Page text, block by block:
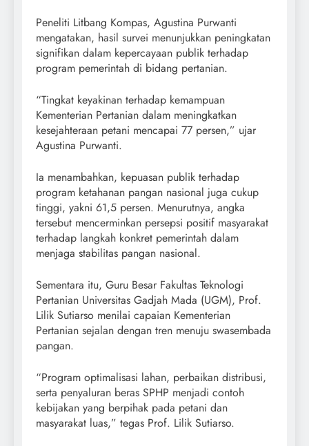
Peneliti Litbang Kompas, Agustina Purwanti
mengatakan, hasil survei menunjukkan peningkatan
signifikan dalam kepercayaan publik terhadap
program pemerintah di bidang pertanian.
“Tingkat keyakinan terhadap kemampuan
Kementerian Pertanian dalam meningkatkan
kesejahteraan petani mencapai 77 persen,” ujar
Agustina Purwanti.
Ia menambahkan, kepuasan publik terhadap
program ketahanan pangan nasional juga cukup
tinggi, yakni 61,5 persen. Menurutnya, angka
tersebut mencerminkan persepsi positif masyarakat
terhadap langkah konkret pemerintah dalam
menjaga stabilitas pangan nasional.
Sementara itu, Guru Besar Fakultas Teknologi
Pertanian Universitas Gadjah Mada (UGM), Prof.
Lilik Sutiarso menilai capaian Kementerian
Pertanian sejalan dengan tren menuju swasembada
pangan.
“Program optimalisasi lahan, perbaikan distribusi,
serta penyaluran beras SPHP menjadi contoh
kebijakan yang berpihak pada petani dan
masyarakat luas,” tegas Prof. Lilik Sutiarso.